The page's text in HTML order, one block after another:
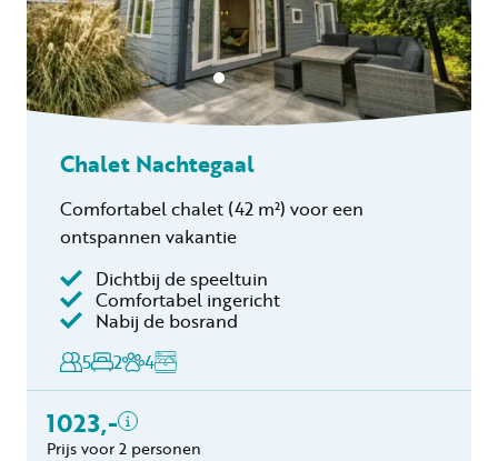
Chalet Nachtegaal
Comfortabel chalet (42 m²) voor een
ontspannen vakantie
Dichtbij de speeltuin
Comfortabel ingericht
Nabij de bosrand
5
2 4
1023,-
Inclusief
Toeristenbelasting
Prijs voor 2 personen